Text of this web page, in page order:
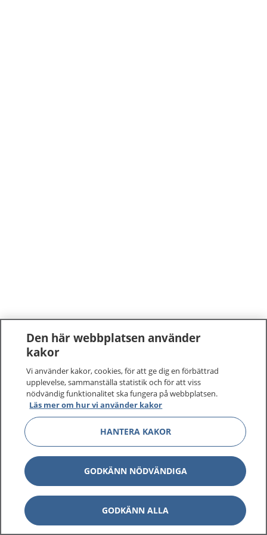
Den här webbplatsen använder
kakor
Vi använder kakor, cookies, för att ge dig en förbättrad
upplevelse, sammanställa statistik och för att viss
nödvändig funktionalitet ska fungera på webbplatsen.
Läs mer om hur vi använder kakor
HANTERA KAKOR
GODKÄNN NÖDVÄNDIGA
GODKÄNN ALLA